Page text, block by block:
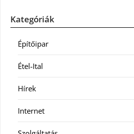
Kategóriák
Építőipar
Étel-Ital
Hírek
Internet